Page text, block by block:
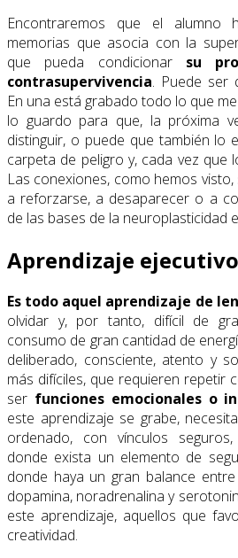
Encontraremos que el alumno
memorias que asocia con la
que pueda condicionar su
contrasupervivencia. Puede ser
En una está grabado todo lo que
lo guardo para que, la próxima
distinguir, o puede que también lo
carpeta de peligro y, cada vez que
Las conexiones, como hemos
a reforzarse, a desaparecer o a
de las bases de la neuroplasticidad
Aprendizaje
Es todo aquel aprendizaje de
olvidar y, por tanto, difícil de
consumo de gran cantidad de
deliberado, consciente, atento y
más difíciles, que requieren repetir
ser funciones emocionales o
este aprendizaje se grabe,
ordenado, con vínculos
donde exista un elemento de
donde haya un gran balance
dopamina, noradrenalina y
este aprendizaje, aquellos que
creatividad.